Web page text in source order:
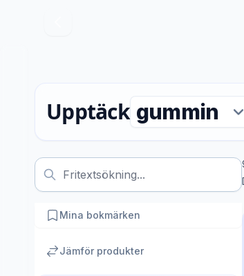
Upptäck
Mina bokmärken
Jämför produkter